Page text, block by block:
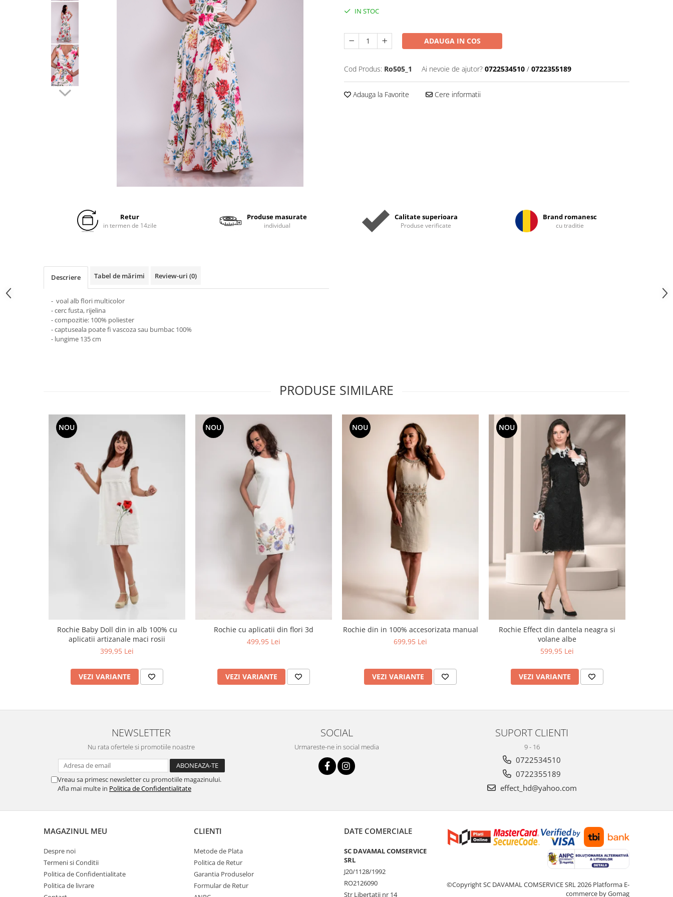
IN STOC
ADAUGA IN COS
Cod Produs: Ro505_1 Ai nevoie de ajutor? 0722534510 / 0722355189
Adauga la Favorite Cere informatii
Retur
in termen de 14zile
Produse masurate
individual
Calitate superioara
Produse verificate
Brand romanesc
cu traditie
Descriere Tabel de mărimi Review-uri (0)
- voal alb flori multicolor
- cerc fusta, rijelina
- compozitie: 100% poliester
- captuseala poate fi vascoza sau bumbac 100%
- lungime 135 cm
PRODUSE SIMILARE
NOU
Rochie Baby Doll din in alb 100% cu
aplicatii artizanale maci rosii
399,95 Lei
VEZI VARIANTE
NOU
Rochie cu aplicatii din flori 3d
499,95 Lei
VEZI VARIANTE
NOU
Rochie din in 100% accesorizata manual
699,95 Lei
VEZI VARIANTE
NOU
Rochie Effect din dantela neagra si
volane albe
599,95 Lei
VEZI VARIANTE
NEWSLETTER
Nu rata ofertele si promotiile noastre
Vreau sa primesc newsletter cu promotiile magazinului.
Afla mai multe in Politica de Confidentialitate
SOCIAL
Urmareste-ne in social media
SUPORT CLIENTI
9 - 16
0722534510
0722355189
effect_hd@yahoo.com
MAGAZINUL MEU
Despre noi
Termeni si Conditii
Politica de Confidentialitate
Politica de livrare
CLIENTI
Metode de Plata
Politica de Retur
Garantia Produselor
Formular de Retur
DATE COMERCIALE
SC DAVAMAL COMSERVICE
SRL
J20/1128/1992
RO2126090
Str Libertatii nr 14
©Copyright SC DAVAMAL COMSERVICE SRL 2026 Platforma E-
commerce by Gomag